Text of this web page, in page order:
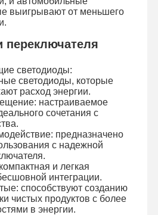
переключатель мембраны
мембраны
мембраны
PCB
FPC
кнопочной панели
мембраны
выигрывают от меньшего
переключателя
светодиоды:
светодиоды, которые
расход энергии.
настраиваемое
сочетания с
предназначено
с надежной
и легкая
интеграции.
способствуют созданию
чистых продуктов с более
в энергии.